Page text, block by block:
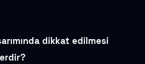
dikkat edilmesi